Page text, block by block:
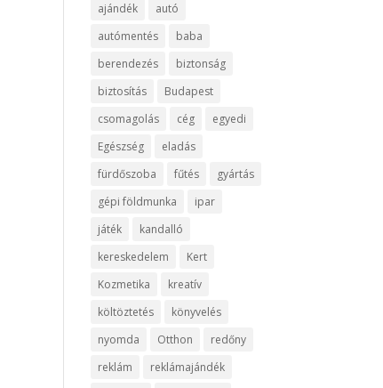
ajándék
autó
autómentés
baba
berendezés
biztonság
biztosítás
Budapest
csomagolás
cég
egyedi
Egészség
eladás
fürdőszoba
fűtés
gyártás
gépi földmunka
ipar
játék
kandalló
kereskedelem
Kert
Kozmetika
kreatív
költöztetés
könyvelés
nyomda
Otthon
redőny
reklám
reklámajándék